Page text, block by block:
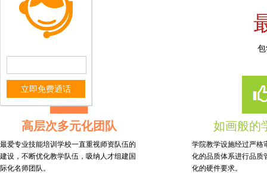
高层次多元化团队
最爱专业技能培训学校一直重视师资队伍的
建设，不断优化教学队伍，吸纳人才组建国
际化名师团队。
如画般的
学院教学设施经过严格
化的品质体系进行品质
化的硬件要求。
立即免费通话